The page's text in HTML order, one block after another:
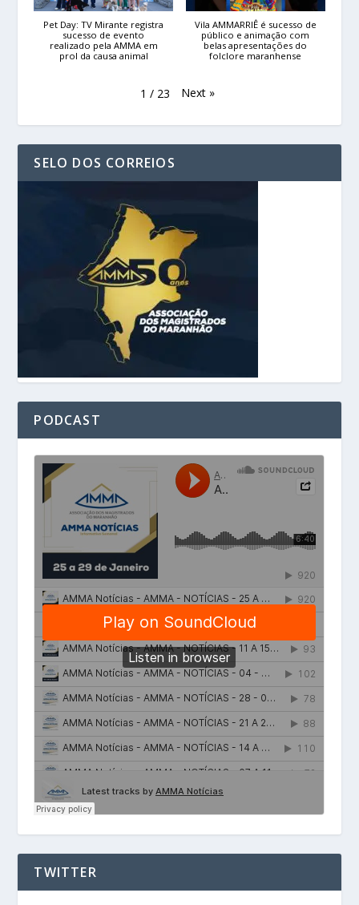
Pet Day: TV Mirante registra
sucesso de evento
realizado pela AMMA em
prol da causa animal
Vila AMMARRIÊ é sucesso de
público e animação com
belas apresentações do
folclore maranhense
1 / 23 Next »
SELO DOS CORREIOS
PODCAST
TWITTER